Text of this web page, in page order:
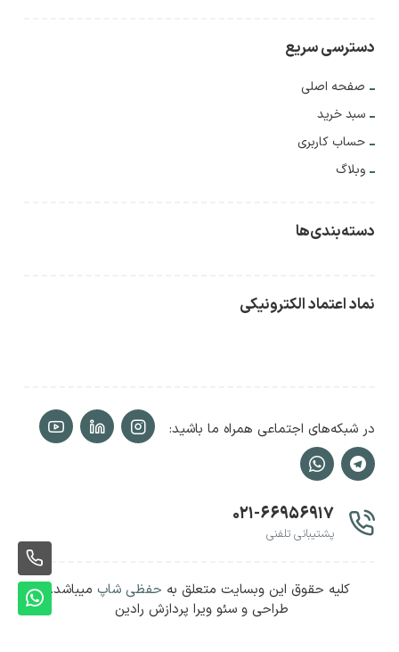
دسترسی سریع
صفحه اصلی
سبد خرید
حساب کاربری
وبلاگ
دسته‌بندی‌ها
نماد اعتماد الکترونیکی
در شبکه‌های اجتماعی همراه ما باشید:
۰۲۱-۶۶۹۵۶۹۱۷
پشتیبانی تلفنی
کلیه حقوق این وبسایت متعلق به حفظی شاپ میباشد.
طراحی و سئو ویرا پردازش رادین